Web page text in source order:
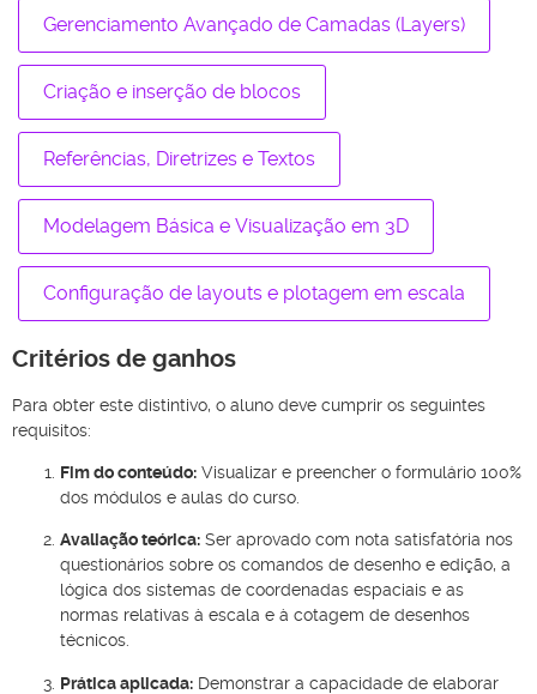
Gerenciamento Avançado de Camadas (Layers)
Criação e inserção de blocos
Referências, Diretrizes e Textos
Modelagem Básica e Visualização em 3D
Configuração de layouts e plotagem em escala
Critérios de ganhos
Para obter este distintivo, o aluno deve cumprir os seguintes
requisitos:
Fim do conteúdo: Visualizar e preencher o formulário 100%
dos módulos e aulas do curso.
Avaliação teórica: Ser aprovado com nota satisfatória nos
questionários sobre os comandos de desenho e edição, a
lógica dos sistemas de coordenadas espaciais e as
normas relativas à escala e à cotagem de desenhos
técnicos.
Prática aplicada: Demonstrar a capacidade de elaborar